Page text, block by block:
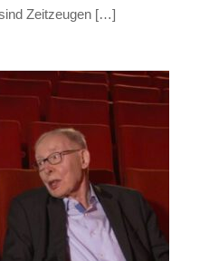
Zeitzeugen […]